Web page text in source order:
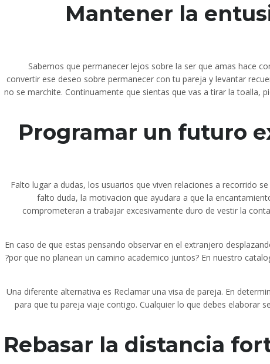
Mantener la
Sabemos que permanecer lejos sobre la ser que amas hace
convertir ese deseo sobre permanecer con tu pareja y levantar
no se marchite. Continuamente que sientas que vas a tirar la toalla,
Programar un futuro
Falto lugar a dudas, los usuarios que viven relaciones a recorrido
falto duda, la motivacion que ayudara a que la
comprometeran a trabajar excesivamente duro de vestir la
En caso de que estas pensando observar en el extranjero
?por que no planean un camino academico juntos? En nuestro
Una diferente alternativa es Reclamar una visa de pareja. En
para que tu pareja viaje contigo. Cualquier lo que debes elaborar
Rebasar la distancia